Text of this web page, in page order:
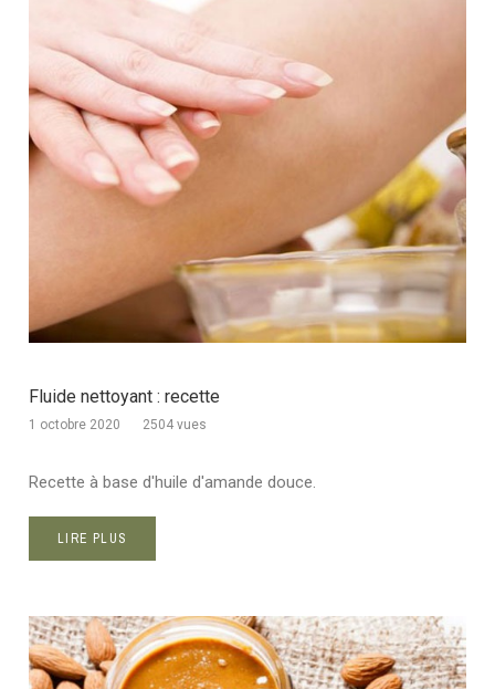
Fluide nettoyant : recette
1 octobre 2020 2504 vues
Recette à base d'huile d'amande douce.
LIRE PLUS